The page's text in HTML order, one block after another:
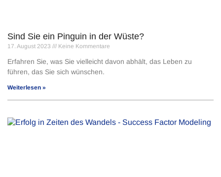
Sind Sie ein Pinguin in der Wüste?
17. August 2023 Keine Kommentare
Erfahren Sie, was Sie vielleicht davon abhält, das Leben zu
führen, das Sie sich wünschen.
Weiterlesen »